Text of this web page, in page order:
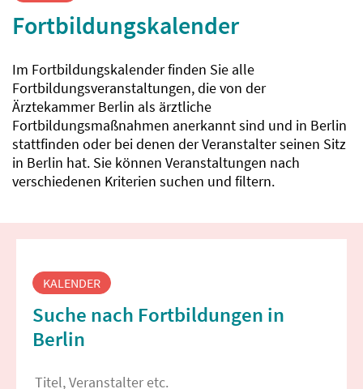
Fortbildungskalender
Im Fortbildungskalender finden Sie alle
Fortbildungsveranstaltungen, die von der
Ärztekammer Berlin als ärztliche
Fortbildungsmaßnahmen anerkannt sind und in Berlin
stattfinden oder bei denen der Veranstalter seinen Sitz
in Berlin hat. Sie können Veranstaltungen nach
verschiedenen Kriterien suchen und filtern.
Fortbildungssuche
KALENDER
Suche nach Fortbildungen in
Berlin